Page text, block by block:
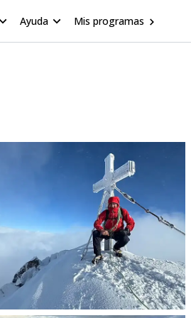
Ayuda Mis programas